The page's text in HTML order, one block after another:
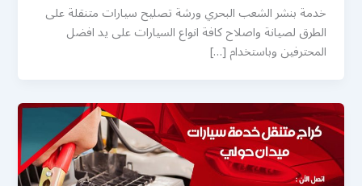
خدمة بنشر الشعب البحري ورشة تصليح سيارات متنقلة على
الطرق لصيانة واصلاح كافة انواع السيارات على يد افضل
المحترفين وباستخدام […]